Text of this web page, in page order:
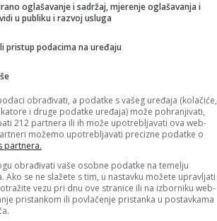
oglašavanje i sadržaj, mjerenje oglašavanja i
u publiku i razvoj usluga
pristup podacima na uređaju
obrađivati, a podatke s vašeg uređaja (kolačiće,
i druge podatke uređaja) može pohranjivati,
212 partnera ili ih može upotrebljavati ova web-
možemo upotrebljavati precizne podatke o
partnera.
obrađivati vaše osobne podatke na temelju
Ako se ne slažete s tim, u nastavku možete upravljati
vezu pri dnu ove stranice ili na izborniku web-
pristankom ili povlačenje pristanka u postavkama